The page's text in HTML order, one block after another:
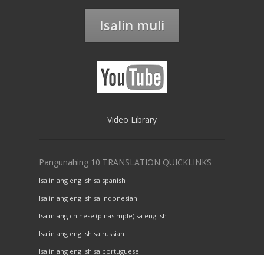
Isalin muli
Video Library
Pangunahing 10 TRANSLATION QUICKLINKS
Isalin ang english sa spanish
Isalin ang english sa indonesian
Isalin ang chinese (pinasimple) sa english
Isalin ang english sa russian
Isalin ang english sa portuguese